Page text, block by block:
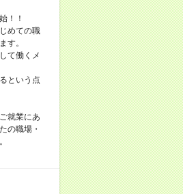
！！
めての職
す。
て働くメ
という点
就業にあ
の職場・